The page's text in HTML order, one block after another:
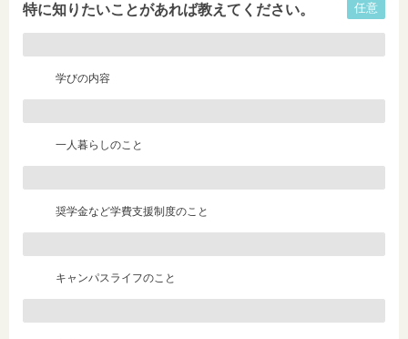
特に知りたいことがあれば教えてください。 任意
学びの内容
一人暮らしのこと
奨学金など学費支援制度のこと
キャンパスライフのこと